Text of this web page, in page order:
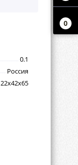
0.1
Россия
22х42х65
0